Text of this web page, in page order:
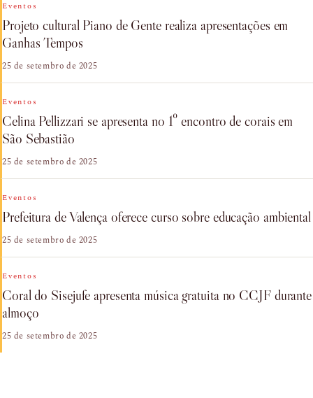
Eventos
Projeto cultural Piano de Gente realiza apresentações em
Ganhas Tempos
25 de setembro de 2025
Eventos
Celina Pellizzari se apresenta no 1º encontro de corais em
São Sebastião
25 de setembro de 2025
Eventos
Prefeitura de Valença oferece curso sobre educação ambiental
25 de setembro de 2025
Eventos
Coral do Sisejufe apresenta música gratuita no CCJF durante
almoço
25 de setembro de 2025